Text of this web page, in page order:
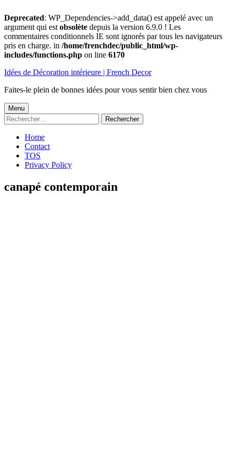
Deprecated: WP_Dependencies->add_data() est appelé avec un
argument qui est obsolète depuis la version 6.9.0 ! Les
commentaires conditionnels IE sont ignorés par tous les navigateurs
pris en charge. in /home/frenchdec/public_html/wp-
includes/functions.php on line 6170
au
Idées de Décoration intérieure | French Decor
Faites-le plein de bonnes idées pour vous sentir bien chez vous
Menu
principal
Menu
Rechercher :
Home
Contact
TOS
Privacy Policy
canapé contemporain